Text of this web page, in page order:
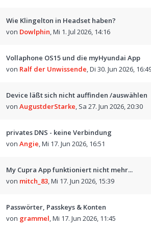
Wie Klingelton in Headset haben?
von Dowlphin,Mi 1. Jul 2026, 14:16
Vollaphone OS15 und die myHyundai App
von Ralf der Unwissende,Di 30. Jun 2026,
Device läßt sich nicht auffinden /auswählen
von AugustderStarke, Sa 27. Jun 2026, 20:30
privates DNS - keine Verbindung
von Angie,Mi 17. Jun 2026, 16:51
My Cupra App funktioniert nicht mehr...
von mitch_83,Mi 17. Jun 2026, 15:39
Passwörter, Passkeys & Konten
von grammel,Mi 17. Jun 2026, 11:45